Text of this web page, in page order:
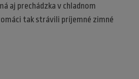
aj prechádzka v chladnom
tak strávili príjemné zimné